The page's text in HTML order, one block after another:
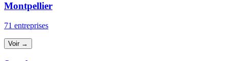
Montpellier
71 entreprises
Voir →